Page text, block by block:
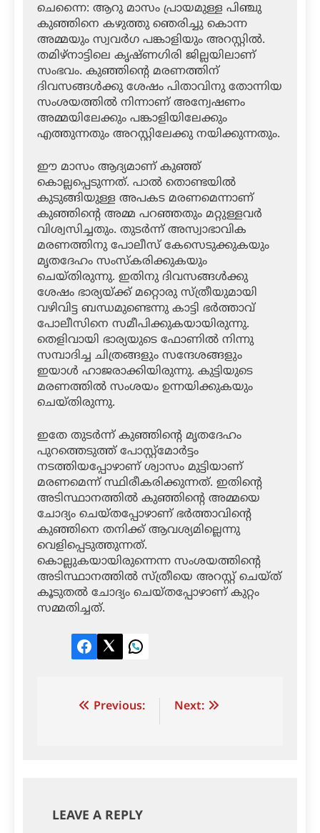
ചെന്നൈ: ആറു മാസം പ്രായമുള്ള പിഞ്ചു
കുഞ്ഞിനെ കഴുത്തു ഞെരിച്ചു കൊന്ന
അമ്മയും സ്വവര്‍ഗ പങ്കാളിയും അറസ്റ്റില്‍.
തമിഴ്‌നാട്ടിലെ കൃഷ്ണഗിരി ജില്ലയിലാണ്
സംഭവം. കുഞ്ഞിന്റെ മരണത്തിന്
ദിവസങ്ങള്‍ക്കു ശേഷം പിതാവിനു തോന്നിയ
സംശയത്തില്‍ നിന്നാണ് അന്വേഷണം
അമ്മയിലേക്കും പങ്കാളിയിലേക്കും
എത്തുന്നതും അറസ്റ്റിലേക്കു നയിക്കുന്നതും.
ഈ മാസം ആദ്യമാണ് കുഞ്ഞ്
കൊല്ലപ്പെടുന്നത്. പാല്‍ തൊണ്ടയില്‍
കുടുങ്ങിയുള്ള അപകട മരണമെന്നാണ്
കുഞ്ഞിന്റെ അമ്മ പറഞ്ഞതും മറ്റുള്ളവര്‍
വിശ്വസിച്ചതും. തുടര്‍ന്ന് അസ്വാഭാവിക
മരണത്തിനു പോലീസ് കേസെടുക്കുകയും
മൃതദേഹം സംസ്‌കരിക്കുകയും
ചെയ്തിരുന്നു. ഇതിനു ദിവസങ്ങള്‍ക്കു
ശേഷം ഭാര്യയ്ക്ക് മറ്റൊരു സ്ത്രീയുമായി
വഴിവിട്ട ബന്ധമുണ്ടെന്നു കാട്ടി ഭര്‍ത്താവ്
പോലീസിനെ സമീപിക്കുകയായിരുന്നു.
തെളിവായി ഭാര്യയുടെ ഫോണില്‍ നിന്നു
സമ്പാദിച്ച ചിത്രങ്ങളും സന്ദേശങ്ങളും
ഇയാള്‍ ഹാജരാക്കിയിരുന്നു. കുട്ടിയുടെ
മരണത്തില്‍ സംശയം ഉന്നയിക്കുകയും
ചെയ്തിരുന്നു.
ഇതേ തുടര്‍ന്ന് കുഞ്ഞിന്റെ മൃതദേഹം
പുറത്തെടുത്ത് പോസ്റ്റ്‌മോര്‍ട്ടം
നടത്തിയപ്പോഴാണ് ശ്വാസം മുട്ടിയാണ്
മരണമെന്ന് സ്ഥിരീകരിക്കുന്നത്. ഇതിന്റെ
അടിസ്ഥാനത്തില്‍ കുഞ്ഞിന്റെ അമ്മയെ
ചോദ്യം ചെയ്തപ്പോഴാണ് ഭര്‍ത്താവിന്റെ
കുഞ്ഞിനെ തനിക്ക് ആവശ്യമില്ലെന്നു
വെളിപ്പെടുത്തുന്നത്.
കൊല്ലുകയായിരുന്നെന്ന സംശയത്തിന്റെ
അടിസ്ഥാനത്തില്‍ സ്ത്രീയെ അറസ്റ്റ് ചെയ്ത്
കൂടുതല്‍ ചോദ്യം ചെയ്തപ്പോഴാണ് കുറ്റം
സമ്മതിച്ചത്.
Facebook
TwitterLinkedIn
Post Previous: Next:
LEAVE A REPLY